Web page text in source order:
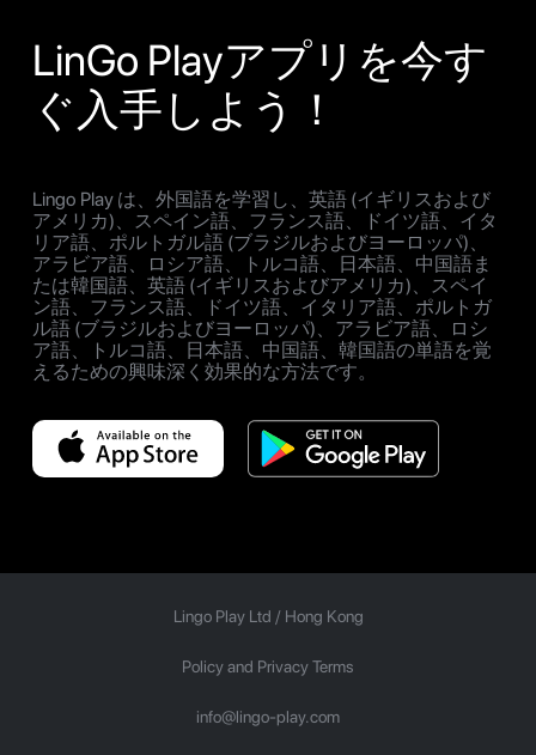
LinGo Playアプリを今す
ぐ入手しよう！
Lingo Play は、外国語を学習し、英語 (イギリスおよび
アメリカ)、スペイン語、フランス語、ドイツ語、イタ
リア語、ポルトガル語 (ブラジルおよびヨーロッパ)、
アラビア語、ロシア語、トルコ語、日本語、中国語ま
たは韓国語、英語 (イギリスおよびアメリカ)、スペイ
ン語、フランス語、ドイツ語、イタリア語、ポルトガ
ル語 (ブラジルおよびヨーロッパ)、アラビア語、ロシ
ア語、トルコ語、日本語、中国語、韓国語の単語を覚
えるための興味深く効果的な方法です。
Lingo Play Ltd / Hong Kong
Policy and Privacy Terms
info@lingo-play.com